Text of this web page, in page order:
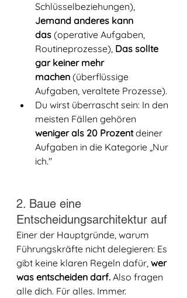
Schlüsselbeziehungen),
Jemand anderes kann
das (operative Aufgaben,
Routineprozesse), Das sollte
gar keiner mehr
machen (überflüssige
Aufgaben, veraltete Prozesse).
Du wirst überrascht sein: In den
meisten Fällen gehören
weniger als 20 Prozent deiner
Aufgaben in die Kategorie „Nur
ich."
2. Baue eine
Entscheidungsarchitektur auf
Einer der Hauptgründe, warum
Führungskräfte nicht delegieren: Es
gibt keine klaren Regeln dafür, wer
was entscheiden darf. Also fragen
alle dich. Für alles. Immer.